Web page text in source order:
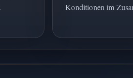
Konditionen im